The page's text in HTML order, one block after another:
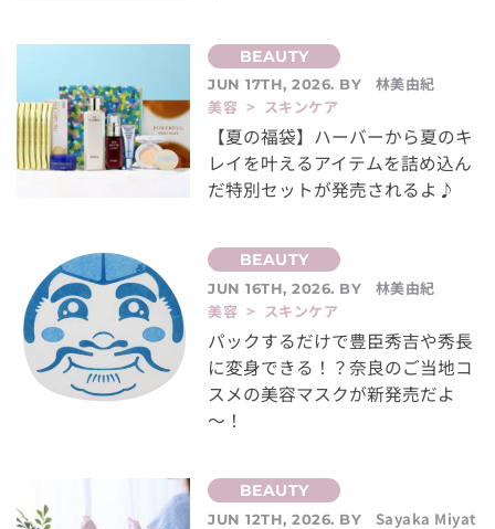
JUN 17TH, 2026. BY
林美由紀
美容 > スキンケア
【夏の福袋】ハーバーから夏のキ
レイを叶えるアイテムを詰め込ん
だ特別セットが発売されるよ♪
JUN 16TH, 2026. BY
林美由紀
美容 > スキンケア
パックするだけで豊臣秀吉や秀長
に変身できる！？奈良のご当地コ
スメの美容マスクが新発売だよ
～！
JUN 12TH, 2026. BY Sayaka Miyat